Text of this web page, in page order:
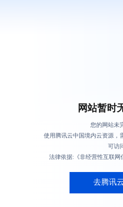
网站暂时
您的网站未
使用腾讯云中国境内云资源，
可访
法律依据:《非经营性互联网
去腾讯